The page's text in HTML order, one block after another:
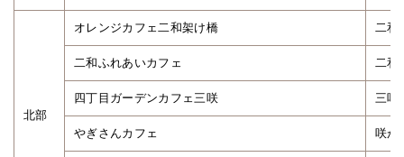
北部
オレンジカフェ二和架け橋 二和
二和ふれあいカフェ 二和
四丁目ガーデンカフェ三咲 三咲
やぎさんカフェ 咲が